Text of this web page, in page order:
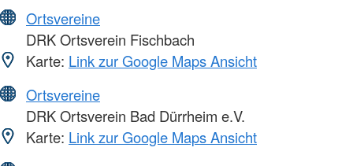
Ortsvereine
DRK Ortsverein Fischbach
Karte: Link zur Google Maps Ansicht
Ortsvereine
DRK Ortsverein Bad Dürrheim e.V.
Karte: Link zur Google Maps Ansicht